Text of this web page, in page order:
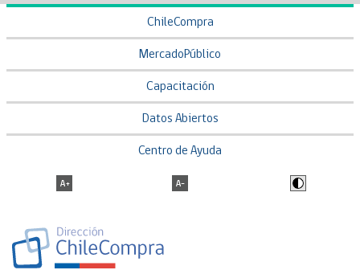
ChileCompra
MercadoPúblico
Capacitación
Datos Abiertos
Centro de Ayuda